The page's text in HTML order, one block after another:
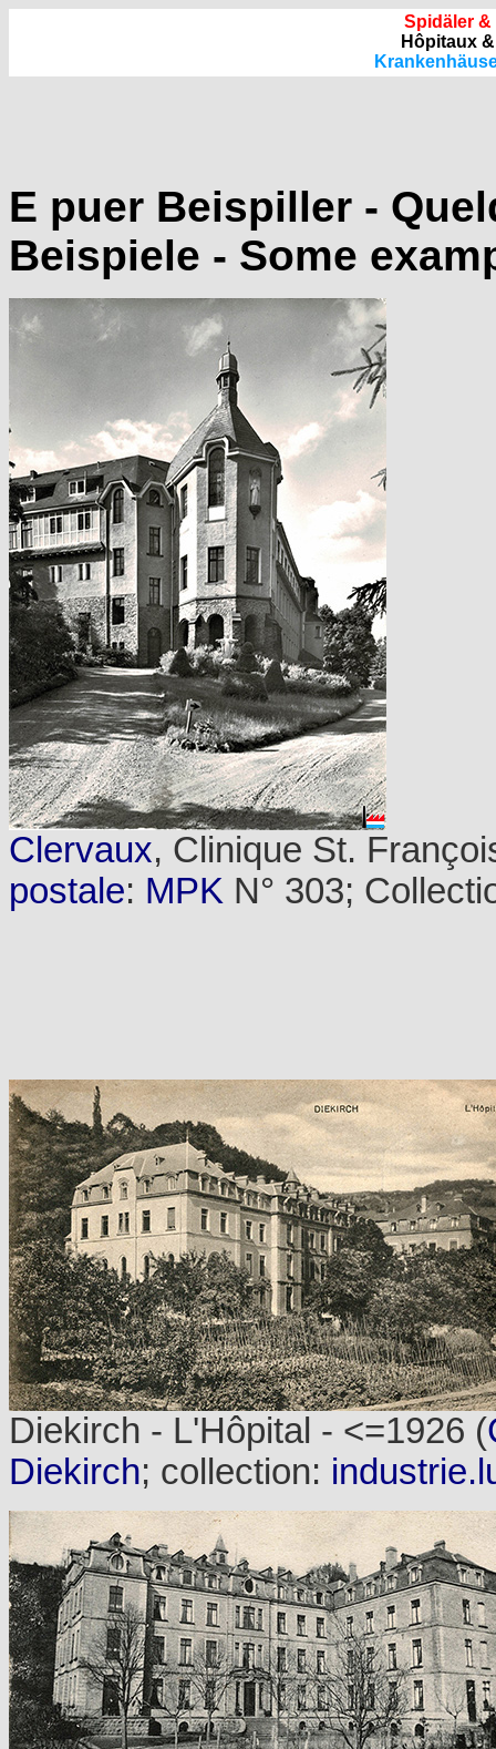
Spidäler
Hôpitaux
E puer Beispiller -
Beispiele - Some
Clervaux, Clinique St.
postale: MPK N° 303;
Diekirch - L'Hôpital - <=1926 (
Diekirch; collection: